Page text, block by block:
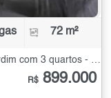
72 m²
R$ 899.000